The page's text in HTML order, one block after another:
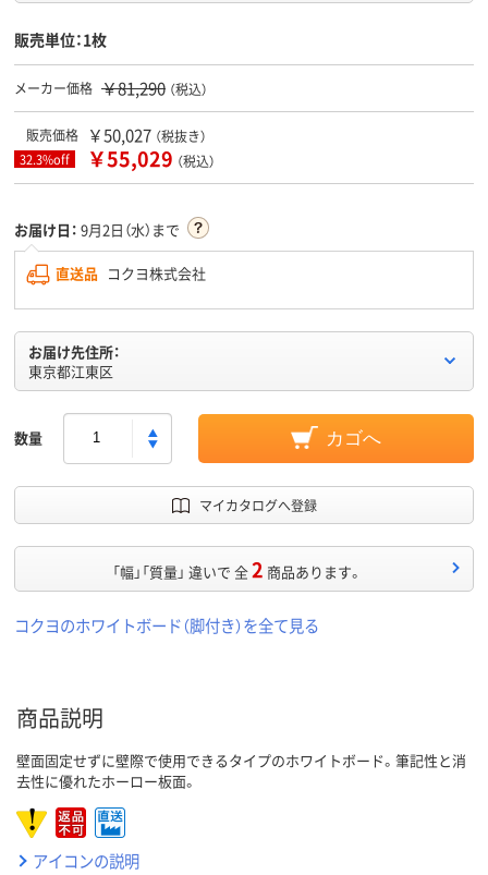
販売単位：1枚
メーカー価格 ￥81,290 （税込）
販売価格 ￥50,027 （税抜き）
32.3%off ￥55,029 （税込）
お届け日： 9月2日（水）まで
直送品 コクヨ株式会社
お届け先住所：
東京都江東区
数量 カゴへ
マイカタログへ登録
「幅」「質量」 違いで 全2 商品あります。
コクヨのホワイトボード（脚付き）を全て見る
商品説明
壁面固定せずに壁際で使用できるタイプのホワイトボード。筆記性と消
去性に優れたホーロー板面。
アイコンの説明